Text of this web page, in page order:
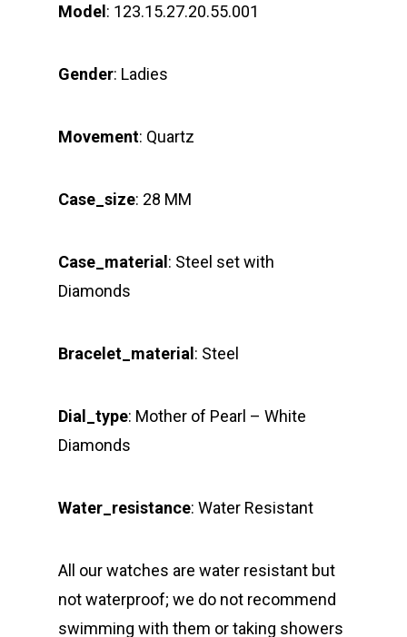
Model: 123.15.27.20.55.001
Gender: Ladies
Movement: Quartz
Case_size: 28 MM
Case_material: Steel set with
Diamonds
Bracelet_material: Steel
Dial_type: Mother of Pearl – White
Diamonds
Water_resistance: Water Resistant
All our watches are water resistant but
not waterproof; we do not recommend
swimming with them or taking showers